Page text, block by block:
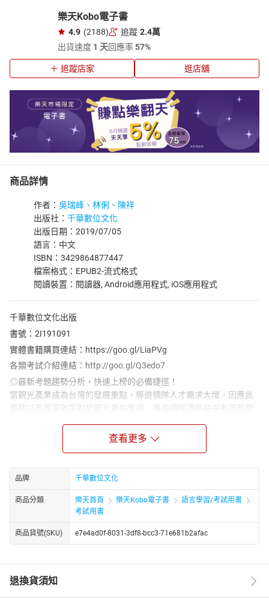
樂天Kobo電子書
4.9 (2188) 追蹤 2.4萬
出貨速度 1 天回應率57%
追蹤店家 逛店舖
商品詳情
作者： 吳瑞峰、林俐、陳祥
出版社： 千華數位文化
出版日期：2019/07/05
語言：中文
ISBN：3429864877447
檔案格式：EPUB2-流式格式
閱讀裝置：閱讀器, Android應用程式, iOS應用程式
千華數位文化出版
書號：2I191091
實體書籍購買連結：https://goo.gl/LiaPVg
各類考試介紹連結：http://goo.gl/Q3edo7
◎最新考題趨勢分析，快速上榜的必備捷徑！
當觀光產業成為台灣的發展重點，導遊領隊人才需求大增，因應此
趨勢以及國家政策對於觀光業的重視，導遊領隊證照是由考選部舉
於考試內容專業性，千華特別聘請本科名師，彙整最新考情與資
「頻出度」以及各焦點的「重要度」，並且標示近年考點，請務必
針對重點詳加閱讀。
◎圖表解說&知識補充，全方位強化領隊實力！
也因為領隊的考試具有專業性，實務上也常常會遇到一些突發狀況
是一般教科書上沒有的，面對如此多的狀況，實在是難以記憶並處
理，而臨場考試時，也常常會因為題目過多或相似而造成混淆，功
試題及解析中，詳細解說和分析，希望透過這些淺顯的重點解析，
查看更多
品牌 千華數位文化
商品分類 樂天首頁 樂天Kobo電子書
語言學習/考試用書
考試用書
商品貨號(SKU) e7e4ad0f-8031-3df8-bcc3-71e681b2afac
退換貨須知